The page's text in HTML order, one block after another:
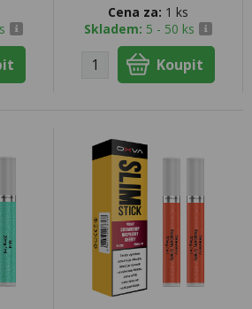
Cena za: 1 ks
Skladem: 5 - 50 ks